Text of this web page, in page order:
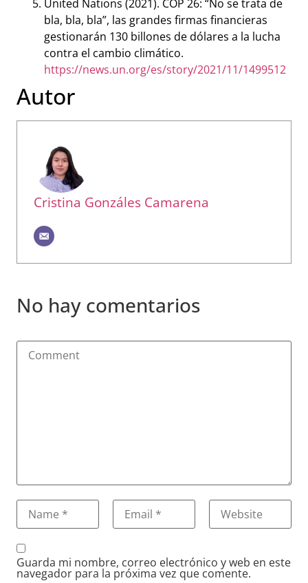
United Nations (2021). COP 26: “No se trata de
bla, bla, bla”, las grandes firmas financieras
gestionarán 130 billones de dólares a la lucha
contra el cambio climático.
https://news.un.org/es/story/2021/11/1499512
Autor
Cristina Gonzáles Camarena
No hay comentarios
Guarda mi nombre, correo electrónico y web en este
navegador para la próxima vez que comente.